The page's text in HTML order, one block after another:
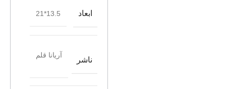
ابعاد 13.5*21
ناشر
آریانا قلم